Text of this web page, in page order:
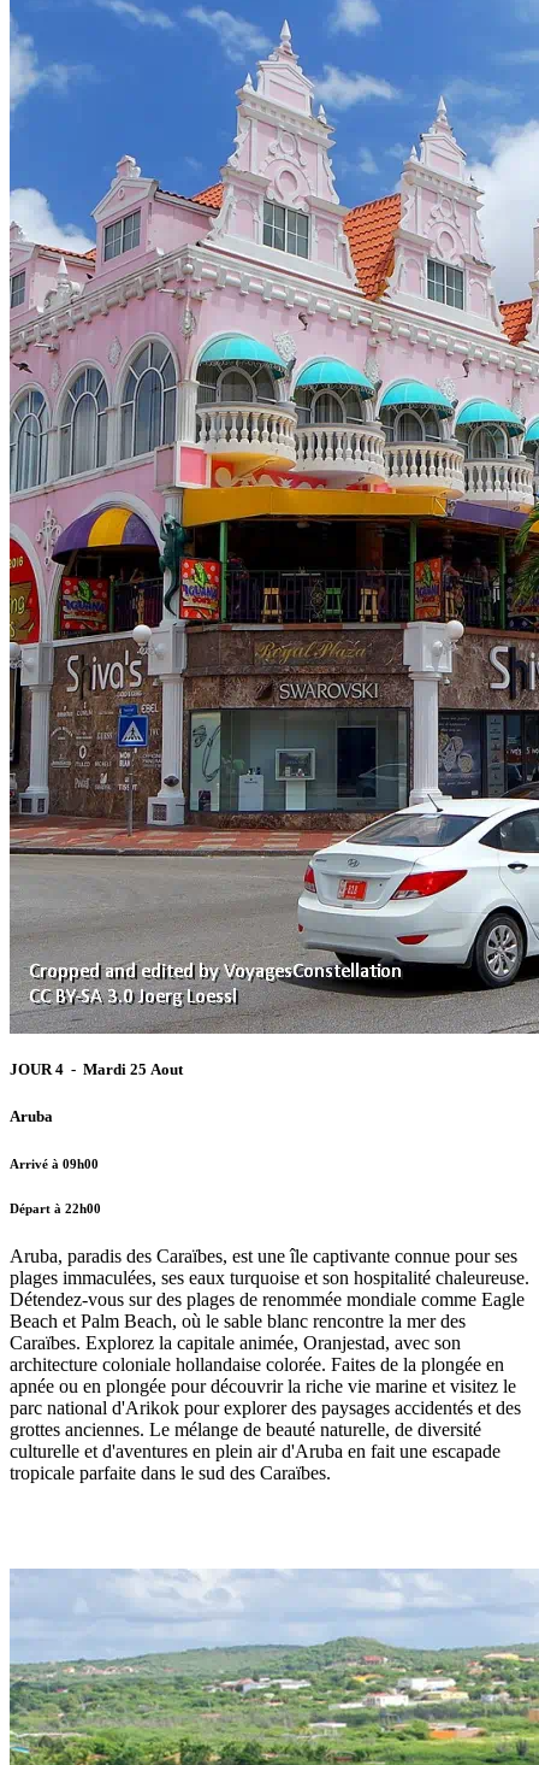
JOUR 4 - Mardi 25 Aout
Aruba
Arrivé à 09h00
Départ à 22h00
Aruba, paradis des Caraïbes, est une île captivante connue pour ses
plages immaculées, ses eaux turquoise et son hospitalité chaleureuse.
Détendez-vous sur des plages de renommée mondiale comme Eagle
Beach et Palm Beach, où le sable blanc rencontre la mer des
Caraïbes. Explorez la capitale animée, Oranjestad, avec son
architecture coloniale hollandaise colorée. Faites de la plongée en
apnée ou en plongée pour découvrir la riche vie marine et visitez le
parc national d'Arikok pour explorer des paysages accidentés et des
grottes anciennes. Le mélange de beauté naturelle, de diversité
culturelle et d'aventures en plein air d'Aruba en fait une escapade
tropicale parfaite dans le sud des Caraïbes.